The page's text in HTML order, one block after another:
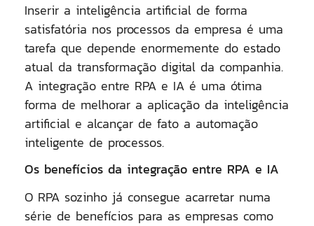
Inserir a inteligência artificial de forma
satisfatória nos processos da empresa é uma
tarefa que depende enormemente do estado
atual da transformação digital da companhia.
A integração entre RPA e IA é uma ótima
forma de melhorar a aplicação da inteligência
artificial e alcançar de fato a automação
inteligente de processos.
Os benefícios da integração entre RPA e IA
O RPA sozinho já consegue acarretar numa
série de benefícios para as empresas como